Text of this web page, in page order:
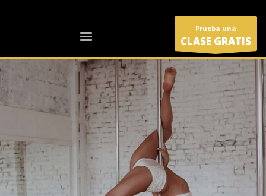
Prueba una
CLASE GRATIS